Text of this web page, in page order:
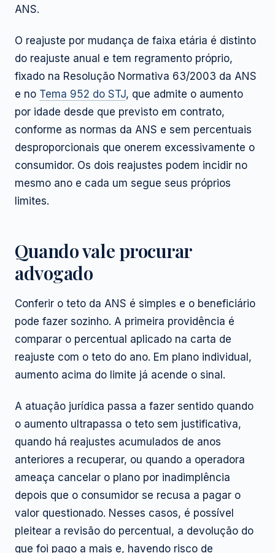
ANS.
O reajuste por mudança de faixa etária é distinto
do reajuste anual e tem regramento próprio,
fixado na Resolução Normativa 63/2003 da ANS
e no Tema 952 do STJ, que admite o aumento
por idade desde que previsto em contrato,
conforme as normas da ANS e sem percentuais
desproporcionais que onerem excessivamente o
consumidor. Os dois reajustes podem incidir no
mesmo ano e cada um segue seus próprios
limites.
Quando vale procurar
advogado
Conferir o teto da ANS é simples e o beneficiário
pode fazer sozinho. A primeira providência é
comparar o percentual aplicado na carta de
reajuste com o teto do ano. Em plano individual,
aumento acima do limite já acende o sinal.
A atuação jurídica passa a fazer sentido quando
o aumento ultrapassa o teto sem justificativa,
quando há reajustes acumulados de anos
anteriores a recuperar, ou quando a operadora
ameaça cancelar o plano por inadimplência
depois que o consumidor se recusa a pagar o
valor questionado. Nesses casos, é possível
pleitear a revisão do percentual, a devolução do
que foi pago a mais e, havendo risco de